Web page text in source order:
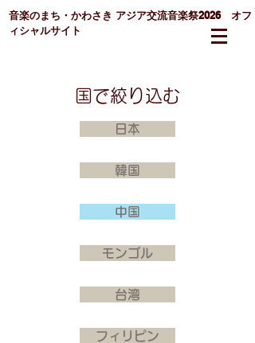
音楽のまち・かわさき アジア交流音楽祭2026 オフ
ィシャルサイト
国で絞り込む
日本
韓国
中国
モンゴル
台湾
フィリピン